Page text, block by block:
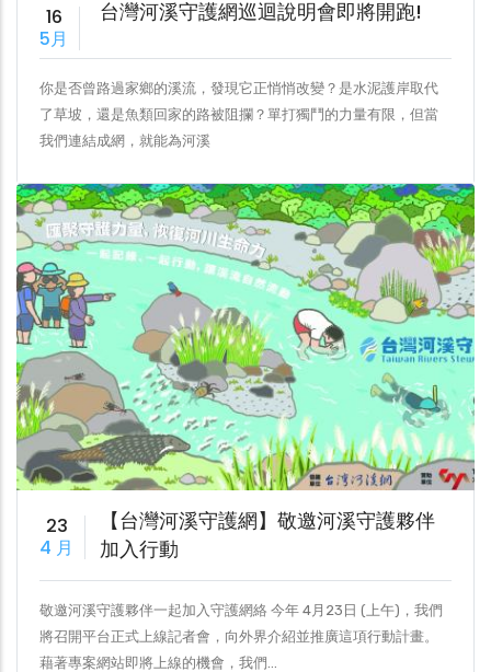
16
5月
台灣河溪守護網巡迴說明會即將開跑!
你是否曾路過家鄉的溪流，發現它正悄悄改變？是水泥護岸取代
了草坡，還是魚類回家的路被阻攔？單打獨鬥的力量有限，但當
我們連結成網，就能為河溪
23
4 月
【台灣河溪守護網】敬邀河溪守護夥伴
加入行動
敬邀河溪守護夥伴一起加入守護網絡 今年 4月23日 (上午)，我們
將召開平台正式上線記者會，向外界介紹並推廣這項行動計畫。
藉著專案網站即將上線的機會，我們…